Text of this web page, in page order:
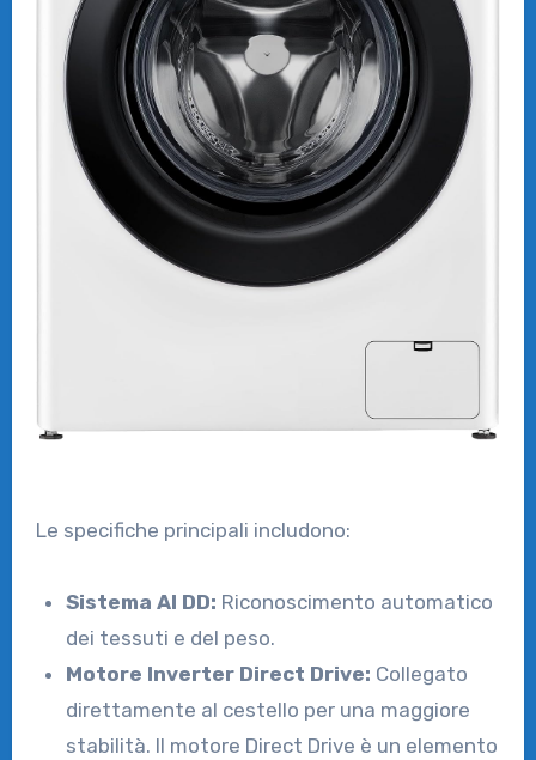
Le specifiche principali includono:
Sistema AI DD: Riconoscimento automatico
dei tessuti e del peso.
Motore Inverter Direct Drive: Collegato
direttamente al cestello per una maggiore
stabilità. Il motore Direct Drive è un elemento